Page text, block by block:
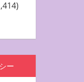
ー